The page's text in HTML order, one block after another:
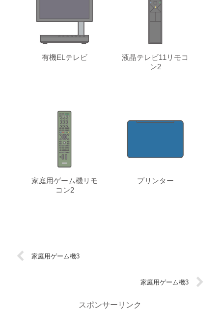
有機ELテレビ
液晶テレビ11リモコ
ン2
家庭用ゲーム機リモ
コン2
プリンター
家庭用ゲーム機3
家庭用ゲーム機3
スポンサーリンク